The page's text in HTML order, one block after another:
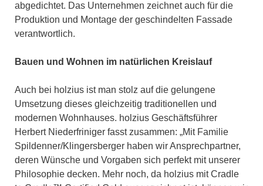
abgedichtet. Das Unternehmen zeichnet auch für die
Produktion und Montage der geschindelten Fassade
verantwortlich.
Bauen und Wohnen im natürlichen Kreislauf
Auch bei holzius ist man stolz auf die gelungene
Umsetzung dieses gleichzeitig traditionellen und
modernen Wohnhauses. holzius Geschäftsführer
Herbert Niederfriniger fasst zusammen: „Mit Familie
Spildenner/Klingersberger haben wir Ansprechpartner,
deren Wünsche und Vorgaben sich perfekt mit unserer
Philosophie decken. Mehr noch, da holzius mit Cradle